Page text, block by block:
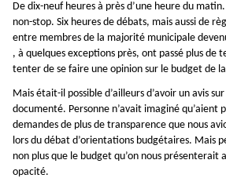
De dix-neuf heures à près d’une heure du
non-stop. Six heures de débats, mais aussi de
entre membres de la majorité municipale
, à quelques exceptions près, ont passé plus de
tenter de se faire une opinion sur le budget de
Mais était-il possible d’ailleurs d’avoir un avis
documenté. Personne n’avait imaginé qu’aient
demandes de plus de transparence que nous
lors du débat d’orientations budgétaires. Mais
non plus que le budget qu’on nous présenterait
opacité.